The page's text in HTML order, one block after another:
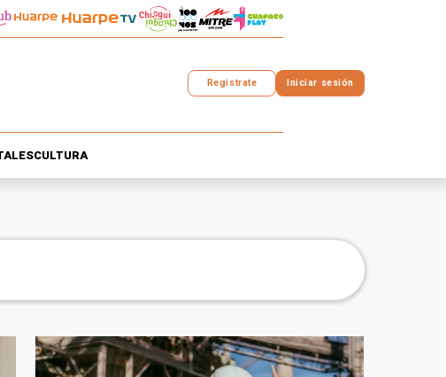
Registrate Iniciar sesión
CULTURA